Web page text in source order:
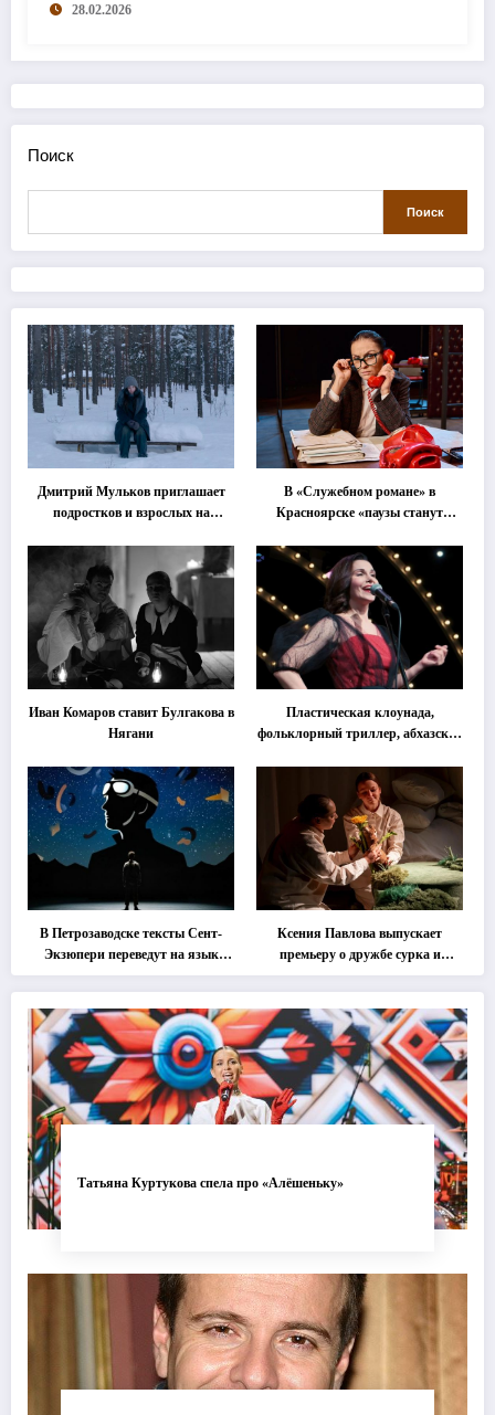
28.02.2026
Поиск
Поиск
Дмитрий Мульков приглашает
подростков и взрослых на
В «Служебном романе» в
Красноярске «паузы станут
Иван Комаров ставит Булгакова в
Нягани
Пластическая клоунада,
фольклорный триллер, абхазская
втором этапе фестиваля
«Монокль»
В Петрозаводске тексты Сент-
Экзюпери переведут на язык
современной хореографии
Ксения Павлова выпускает
премьеру о дружбе сурка и
одуванчика
Татьяна Куртукова спела про «Алёшеньку»